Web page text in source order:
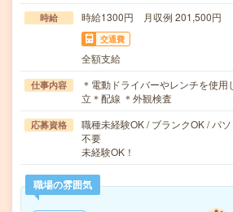
時給 時給1300円 月収例 201,500円
交通費
全額支給
仕事内容
＊電動ドライバーやレンチを使
立＊配線 ＊外観検査
応募資格
職種未経験OK / ブランクOK / パ
不要
未経験OK！
職場の雰囲気